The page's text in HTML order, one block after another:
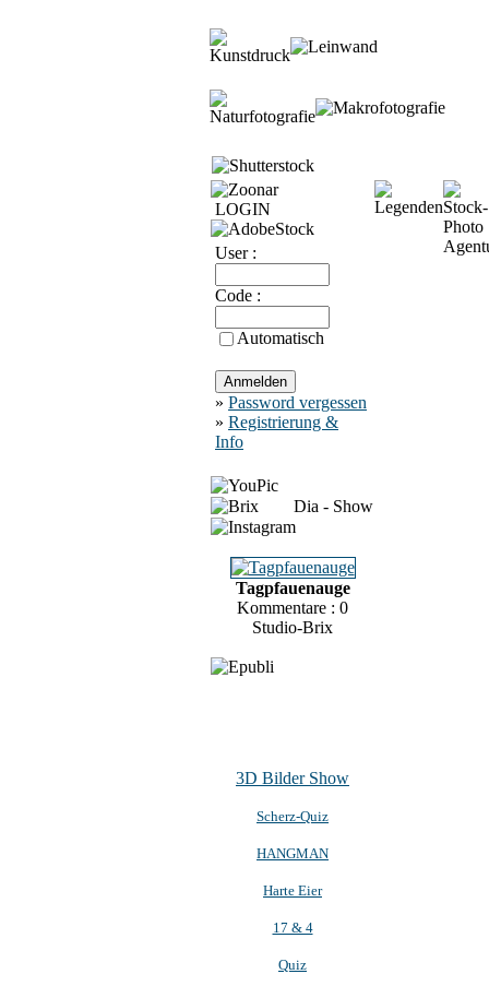
LOGIN
User :
Code :
Automatisch
» Password vergessen
» Registrierung &
Info
Dia - Show
Tagpfauenauge
Kommentare : 0
Studio-Brix
3D Bilder Show
Scherz-Quiz
HANGMAN
Harte Eier
17 & 4
Quiz